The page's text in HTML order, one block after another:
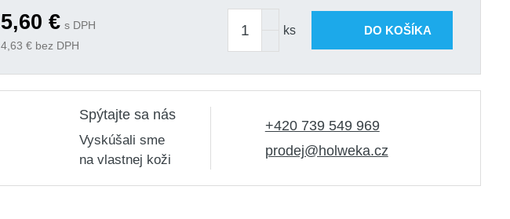
5,60 € s DPH
4,63 € bez DPH
ks DO KOŠÍKA
Spýtajte sa nás
Vyskúšali sme
na vlastnej koži
+420 739 549 969
prodej@holweka.cz